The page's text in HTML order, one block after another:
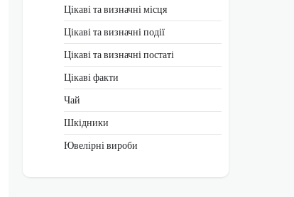
Цікаві та визначні місця
Цікаві та визначні події
Цікаві та визначні постаті
Цікаві факти
Чай
Шкідники
Ювелірні вироби